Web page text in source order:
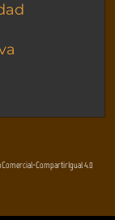
CompartirIgual 4.0